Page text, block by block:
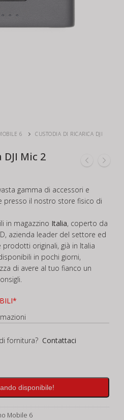
6
CUSTODIA DI RICARICA DJI
Mic 2
gamma di accessori e
presso il nostro store fisico di
in magazzino Italia, coperto da
azienda leader del settore ed
originali, già in Italia
in pochi giorni,
di avere al tuo fianco un
fornitura? Contattaci
disponibile!
Mobile 6